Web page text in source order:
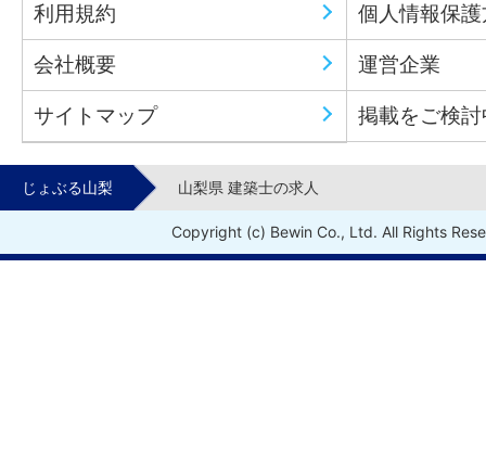
利用規約 個人情報保
会社概要 運営企業
サイトマップ 掲載をご検
じょぶる山梨 山梨県 建築士の求人
Copyright (c) Bewin Co., Ltd. All Rights